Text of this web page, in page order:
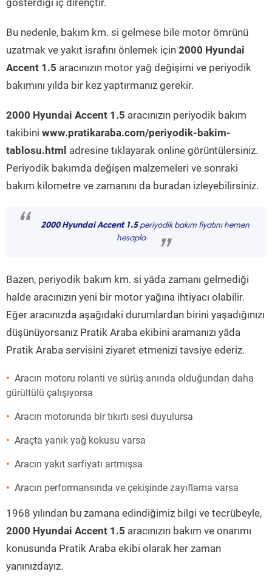
gösterdiği iç dirençtir.
Bu nedenle, bakım km. si gelmese bile motor ömrünü
uzatmak ve yakıt israfını önlemek için 2000 Hyundai
Accent 1.5 aracınızın motor yağ değişimi ve periyodik
bakımını yılda bir kez yaptırmanız gerekir.
2000 Hyundai Accent 1.5 aracınızın periyodik bakım
takibini www.pratikaraba.com/periyodik-bakim-
tablosu.html adresine tıklayarak online görüntülersiniz.
Periyodik bakımda değişen malzemeleri ve sonraki
bakım kilometre ve zamanını da buradan izleyebilirsiniz.
“ 2000 Hyundai Accent 1.5periyodik bakım fiyatını hemen
hesapla
”
Bazen, periyodik bakım km. si yâda zamanı gelmediği
halde aracınızın yeni bir motor yağına ihtiyacı olabilir.
Eğer aracınızda aşağıdaki durumlardan birini yaşadığınızı
düşünüyorsanız Pratik Araba ekibini aramanızı yâda
Pratik Araba servisini ziyaret etmenizi tavsiye ederiz.
Aracın motoru rolanti ve sürüş anında olduğundan daha
gürültülü çalışıyorsa
Aracın motorunda bir tıkırtı sesi duyulursa
Araçta yanık yağ kokusu varsa
Aracın yakıt sarfiyatı artmışsa
Aracın performansında ve çekişinde zayıflama varsa
1968 yılından bu zamana edindiğimiz bilgi ve tecrübeyle,
2000 Hyundai Accent 1.5 aracınızın bakım ve onarımı
konusunda Pratik Araba ekibi olarak her zaman
yanınızdayız.